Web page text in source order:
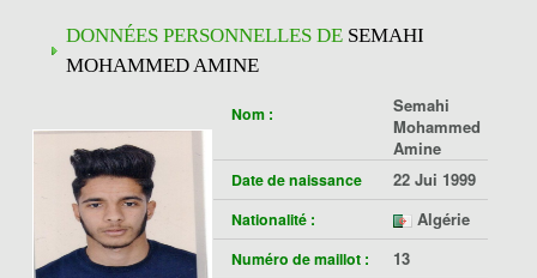
DONNÉES PERSONNELLES DE SEMAHI
MOHAMMED AMINE
Nom :
Semahi
Mohammed
Amine
Date de naissance 22 Jui 1999
Nationalité : Algérie
Numéro de maillot : 13